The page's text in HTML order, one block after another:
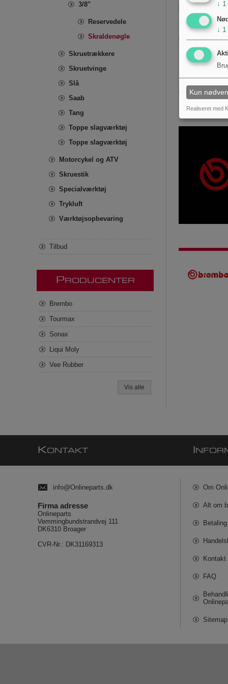
Brand og
Dette er en
Bemærkninger
Hold
Undgå
Samlet set
praktisk ved
3/8"
Reservedele
Skraldenøgle
Skruetrækkere
Skruetvinge
Slå
Saab
Tang
Toppe slagværktøj
Toppe slagværktøj
Motorcykel og ATV
Skruestik
Specialværktøj
Trykluft
Værktøjsopbevaring
Tilbud
P RODUCENTER
Brembo
Tourmax
Sonax
Liqui Moly
Vee Rubber
Vis alle
KONTAKT
info@Onlineparts.dk
Firma adresse
Onlineparts
Vemmingbundstrandvej 111
DK6310 Broager
CVR-Nr.: DK31169313
Om
Alt om
Betaling
Kontakt
FAQ
Sitemap
↓ 1
↓ 1
Kun
Realiseret med